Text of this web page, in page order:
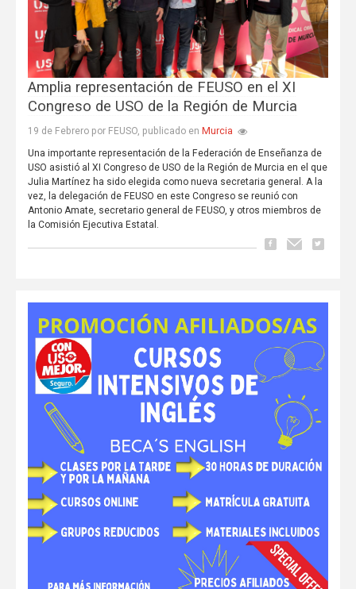
Amplia representación de FEUSO en el XI
Congreso de USO de la Región de Murcia
19 de Febrero por FEUSO, publicado en Murcia
Una importante representación de la Federación de Enseñanza de
USO asistió al XI Congreso de USO de la Región de Murcia en el que
Julia Martínez ha sido elegida como nueva secretaria general. A la
vez, la delegación de FEUSO en este Congreso se reunió con
Antonio Amate, secretario general de FEUSO, y otros miembros de
la Comisión Ejecutiva Estatal.